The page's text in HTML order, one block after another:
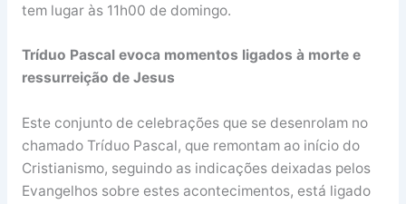
tem lugar às 11h00 de domingo.
Tríduo Pascal evoca momentos ligados à morte e
ressurreição de Jesus
Este conjunto de celebrações que se desenrolam no
chamado Tríduo Pascal, que remontam ao início do
Cristianismo, seguindo as indicações deixadas pelos
Evangelhos sobre estes acontecimentos, está ligado